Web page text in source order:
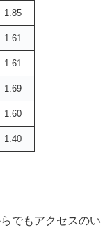
1.85
1.61
1.61
1.69
1.60
1.40
でもアクセスのい